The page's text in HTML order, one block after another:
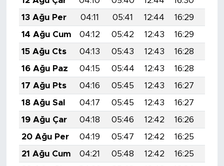
13 Ağu Per
04:11 05:41 12:44 16:29
14 Ağu Cum
04:12 05:42 12:43 16:29
15 Ağu Cts
04:13 05:43 12:43 16:28
16 Ağu Paz
04:15 05:44 12:43 16:28
17 Ağu Pts
04:16 05:45 12:43 16:27
18 Ağu Sal
04:17 05:45 12:43 16:27
19 Ağu Çar
04:18 05:46 12:42 16:26
20 Ağu Per
04:19 05:47 12:42 16:25
21 Ağu Cum
04:21 05:48 12:42 16:25